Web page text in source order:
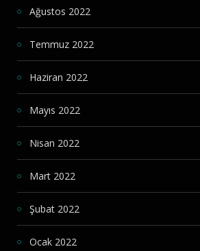
Ağustos 2022
Temmuz 2022
Haziran 2022
Mayıs 2022
Nisan 2022
Mart 2022
Şubat 2022
Ocak 2022